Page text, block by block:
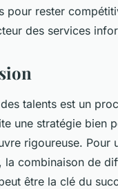
pour rester
des services
talents est un
une stratégie bien
rigoureuse. Pour
la combinaison de
être la clé du